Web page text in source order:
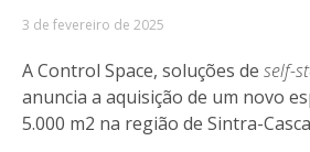
3 de fevereiro de 2025
A Control Space, soluções de self-
anuncia a aquisição de um novo
5.000 m2 na região de Sintra-